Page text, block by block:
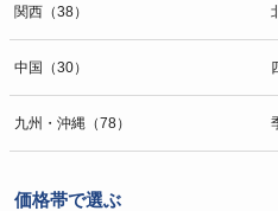
関西（38）
中国（30）
九州・沖縄（78）
価格帯で選ぶ